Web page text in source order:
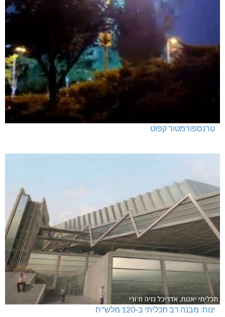
טרנספורמטור קפוט
ינוח: מבנה רב תכליתי ב-120 מלש"ח